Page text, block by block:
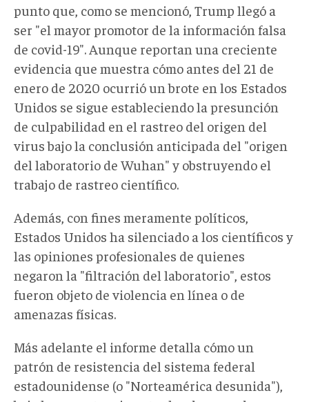
punto que, como se mencionó, Trump llegó a
ser "el mayor promotor de la información falsa
de covid-19". Aunque reportan una creciente
evidencia que muestra cómo antes del 21 de
enero de 2020 ocurrió un brote en los Estados
Unidos se sigue estableciendo la presunción
de culpabilidad en el rastreo del origen del
virus bajo la conclusión anticipada del "origen
del laboratorio de Wuhan" y obstruyendo el
trabajo de rastreo científico.
Además, con fines meramente políticos,
Estados Unidos ha silenciado a los científicos y
las opiniones profesionales de quienes
negaron la "filtración del laboratorio", estos
fueron objeto de violencia en línea o de
amenazas físicas.
Más adelante el informe detalla cómo un
patrón de resistencia del sistema federal
estadounidense (o "Norteamérica desunida"),